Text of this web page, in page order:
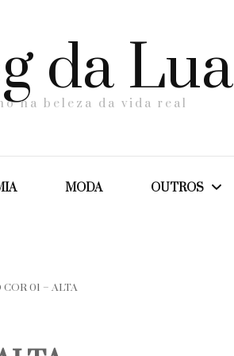
da Lua
na beleza da vida real
MODA OUTROS
01 – ALTA